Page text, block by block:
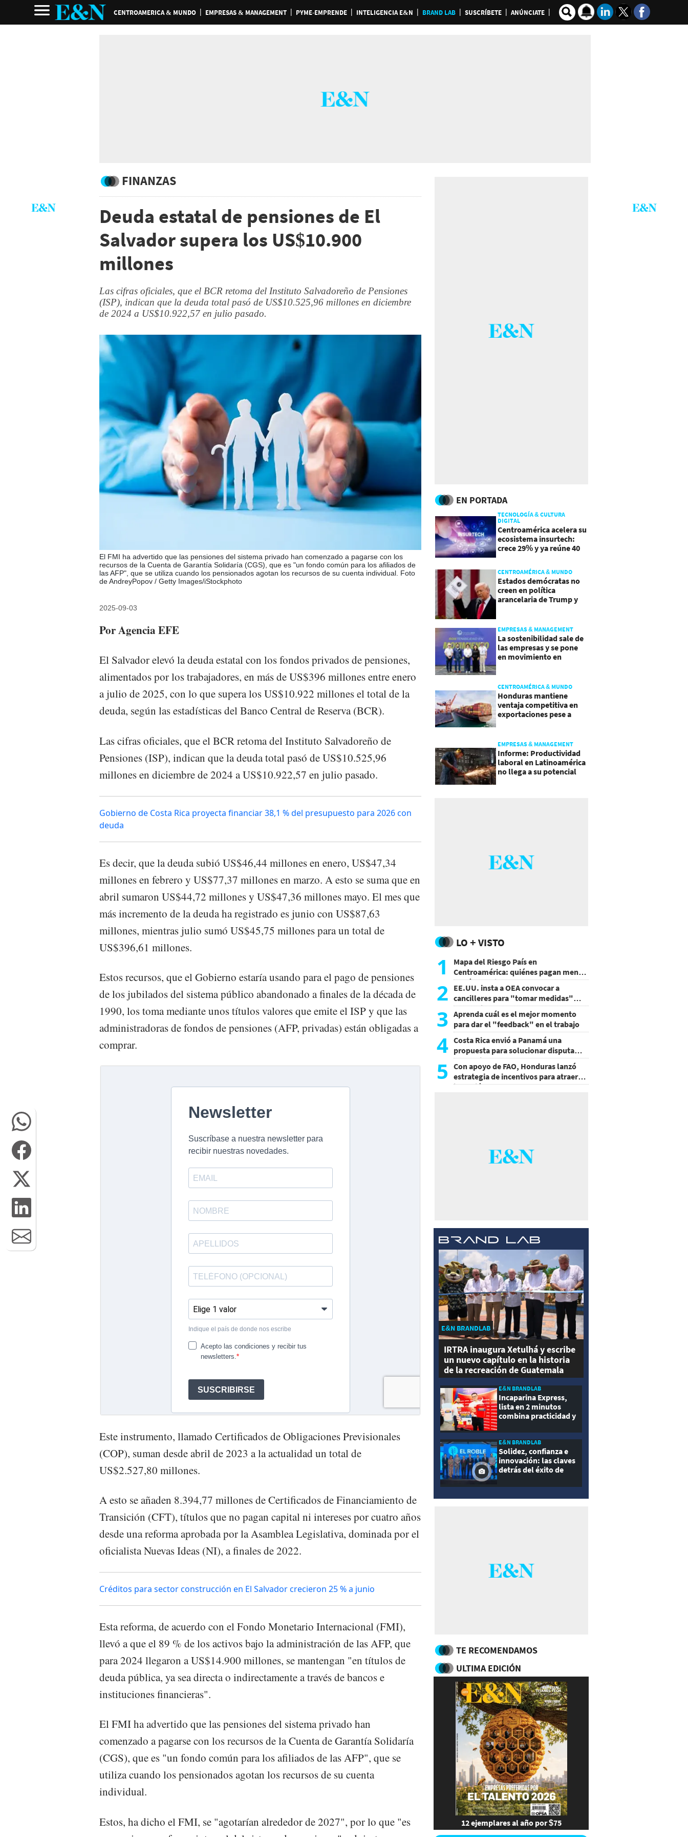
CENTROAMERICA & MUNDO EMPRESAS & MANAGEMENT PYME-EMPRENDE INTELIGENCIA E&N BRAND LAB SUSCRÍBETE ANÚNCIATE
FINANZAS
Deuda estatal de pensiones de El
Salvador supera los US$10.900
millones
Las cifras oficiales, que el BCR retoma del Instituto Salvadoreño de Pensiones
(ISP), indican que la deuda total pasó de US$10.525,96 millones en diciembre
de 2024 a US$10.922,57 en julio pasado.
El FMI ha advertido que las pensiones del sistema privado han comenzado a pagarse con los
recursos de la Cuenta de Garantía Solidaría (CGS), que es "un fondo común para los afiliados de
las AFP", que se utiliza cuando los pensionados agotan los recursos de su cuenta individual. Foto
de AndreyPopov / Getty Images/iStockphoto
2025-09-03
Por Agencia EFE
El Salvador elevó la deuda estatal con los fondos privados de pensiones,
alimentados por los trabajadores, en más de US$396 millones entre enero
a julio de 2025, con lo que supera los US$10.922 millones el total de la
deuda, según las estadísticas del Banco Central de Reserva (BCR).
Las cifras oficiales, que el BCR retoma del Instituto Salvadoreño de
Pensiones (ISP), indican que la deuda total pasó de US$10.525,96
millones en diciembre de 2024 a US$10.922,57 en julio pasado.
Gobierno de Costa Rica proyecta financiar 38,1 % del presupuesto para 2026 con
deuda
Es decir, que la deuda subió US$46,44 millones en enero, US$47,34
millones en febrero y US$77,37 millones en marzo. A esto se suma que en
abril sumaron US$44,72 millones y US$47,36 millones mayo. El mes que
más incremento de la deuda ha registrado es junio con US$87,63
millones, mientras julio sumó US$45,75 millones para un total de
US$396,61 millones.
Estos recursos, que el Gobierno estaría usando para el pago de pensiones
de los jubilados del sistema público abandonado a finales de la década de
1990, los toma mediante unos títulos valores que emite el ISP y que las
administradoras de fondos de pensiones (AFP, privadas) están obligadas a
comprar.
Este instrumento, llamado Certificados de Obligaciones Previsionales
(COP), suman desde abril de 2023 a la actualidad un total de
US$2.527,80 millones.
A esto se añaden 8.394,77 millones de Certificados de Financiamiento de
Transición (CFT), títulos que no pagan capital ni intereses por cuatro años
desde una reforma aprobada por la Asamblea Legislativa, dominada por el
oficialista Nuevas Ideas (NI), a finales de 2022.
Créditos para sector construcción en El Salvador crecieron 25 % a junio
Esta reforma, de acuerdo con el Fondo Monetario Internacional (FMI),
llevó a que el 89 % de los activos bajo la administración de las AFP, que
para 2024 llegaron a US$14.900 millones, se mantengan "en títulos de
deuda pública, ya sea directa o indirectamente a través de bancos e
instituciones financieras".
El FMI ha advertido que las pensiones del sistema privado han
comenzado a pagarse con los recursos de la Cuenta de Garantía Solidaría
(CGS), que es "un fondo común para los afiliados de las AFP", que se
utiliza cuando los pensionados agotan los recursos de su cuenta
individual.
Estos, ha dicho el FMI, se "agotarían alrededor de 2027", por lo que "es
EN PORTADA
TECNOLOGÍA & CULTURA
DIGITAL
Centroamérica acelera su
ecosistema insurtech:
crece 29% y ya reúne 40
CENTROAMÉRICA & MUNDO
Estados demócratas no
creen en política
arancelaria de Trump y
EMPRESAS & MANAGEMENT
La sostenibilidad sale de
las empresas y se pone
en movimiento en
CENTROAMÉRICA & MUNDO
Honduras mantiene
ventaja competitiva en
exportaciones pese a
EMPRESAS & MANAGEMENT
Informe: Productividad
laboral en Latinoamérica
no llega a su potencial
LO + VISTO
1
Mapa del Riesgo País en
Centroamérica: quiénes pagan menos
y cuáles mejoraron
2 EE.UU. insta a OEA convocar a
cancilleres para "tomar medidas"
sobre Nicaragua
3 Aprenda cuál es el mejor momento
para dar el "feedback" en el trabajo
4 Costa Rica envió a Panamá una
propuesta para solucionar disputa
comercial
5
Con apoyo de FAO, Honduras lanzó
estrategia de incentivos para atraer
inversión al agro
E&N BRANDLAB
IRTRA inaugura Xetulhá y escribe
un nuevo capítulo en la historia
de la recreación de Guatemala
E&N BRANDLAB
Incaparina Express,
lista en 2 minutos
combina practicidad y
E&N BRANDLAB
Solidez, confianza e
innovación: las claves
detrás del éxito de
TE RECOMENDAMOS
ULTIMA EDICIÓN
12 ejemplares al año por $75